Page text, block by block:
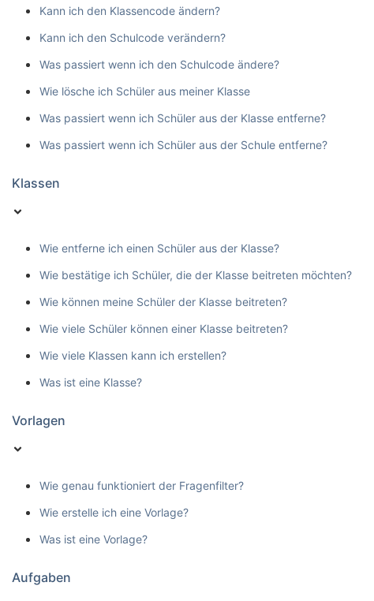
Kann ich den Klassencode ändern?
Kann ich den Schulcode verändern?
Was passiert wenn ich den Schulcode ändere?
Wie lösche ich Schüler aus meiner Klasse
Was passiert wenn ich Schüler aus der Klasse entferne?
Was passiert wenn ich Schüler aus der Schule entferne?
Klassen
Wie entferne ich einen Schüler aus der Klasse?
Wie bestätige ich Schüler, die der Klasse beitreten möchten?
Wie können meine Schüler der Klasse beitreten?
Wie viele Schüler können einer Klasse beitreten?
Wie viele Klassen kann ich erstellen?
Was ist eine Klasse?
Vorlagen
Wie genau funktioniert der Fragenfilter?
Wie erstelle ich eine Vorlage?
Was ist eine Vorlage?
Aufgaben